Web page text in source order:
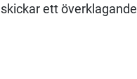
ett överklagande